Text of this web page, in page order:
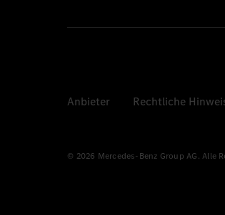
Anbieter Rechtliche
© 2026 Mercedes-Benz Group AG. Alle